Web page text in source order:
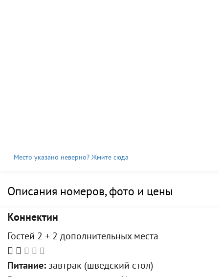
Место указано неверно? Жмите сюда
Описания номеров, фото и цены
Коннектин
Гостей 2 + 2 дополнительных места
Питание: завтрак (шведский стол)